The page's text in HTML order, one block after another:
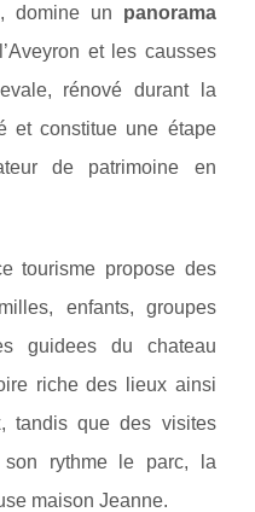
domine un panorama
et les causses
rénové durant la
et constitue une étape
de patrimoine en
tourisme propose des
enfants, groupes
guidees du chateau
riche des lieux ainsi
tandis que des visites
son rythme le parc, la
maison Jeanne.